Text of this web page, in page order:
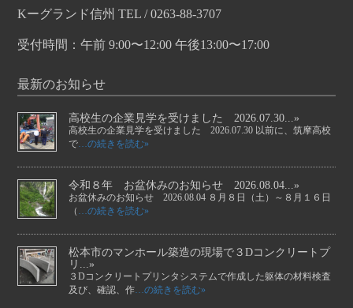
Kーグランド信州 TEL / 0263-88-3707
受付時間：午前 9:00〜12:00 午後13:00〜17:00
最新のお知らせ
高校生の企業見学を受けました 2026.07.30...»
高校生の企業見学を受けました 2026.07.30 以前に、筑摩高校
で…の続きを読む»
令和８年 お盆休みのお知らせ 2026.08.04...»
お盆休みのお知らせ 2026.08.04 ８月８日（土）～８月１６日
（ …の続きを読む»
松本市のマンホール築造の現場で３Dコンクリートプ
リ...»
３Dコンクリートプリンタシステムで作成した躯体の材料検査
及び、確認、作…の続きを読む»